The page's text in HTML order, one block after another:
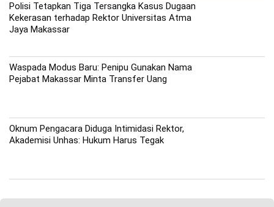
Polisi Tetapkan Tiga Tersangka Kasus Dugaan
Kekerasan terhadap Rektor Universitas Atma
Jaya Makassar
Waspada Modus Baru: Penipu Gunakan Nama
Pejabat Makassar Minta Transfer Uang
Oknum Pengacara Diduga Intimidasi Rektor,
Akademisi Unhas: Hukum Harus Tegak